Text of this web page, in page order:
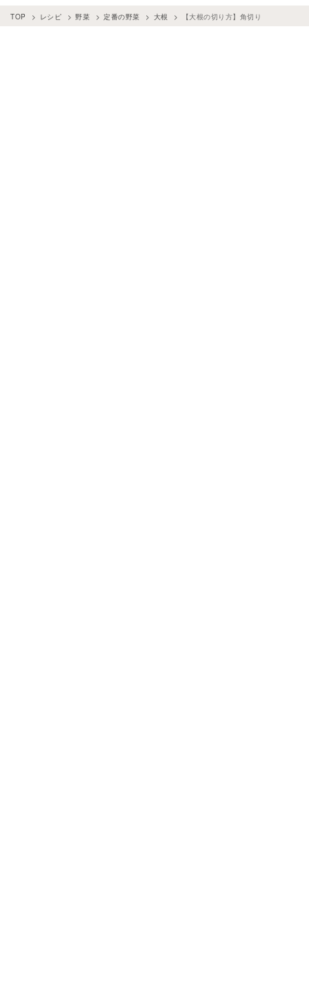
TOP レシピ 野菜 定番の野菜 大根 【大根の切り方】角切り